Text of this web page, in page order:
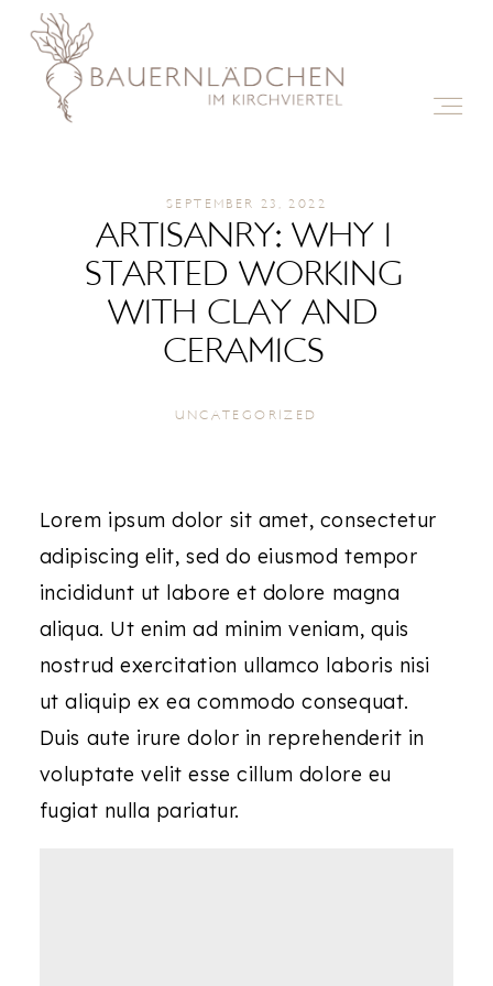
SEPTEMBER 23, 2022
ARTISANRY: WHY I
STARTED WORKING
WITH CLAY AND
CERAMICS
UNCATEGORIZED
Lorem ipsum dolor sit amet, consectetur
adipiscing elit, sed do eiusmod tempor
incididunt ut labore et dolore magna
aliqua. Ut enim ad minim veniam, quis
nostrud exercitation ullamco laboris nisi
ut aliquip ex ea commodo consequat.
Duis aute irure dolor in reprehenderit in
voluptate velit esse cillum dolore eu
fugiat nulla pariatur.
AKTUELLES
UNSERE PRODUKTE